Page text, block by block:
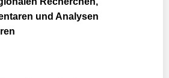
und Analysen